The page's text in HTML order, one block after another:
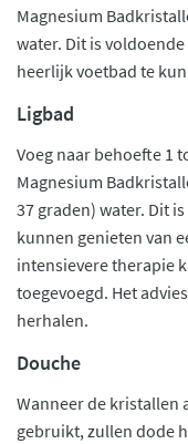
Magnesium
water. Dit is
heerlijk voetbad te
Ligbad
Voeg naar behoefte 1
Magnesium
37 graden) water. Dit
kunnen genieten van
intensievere therapie
toegevoegd. Het
herhalen.
Douche
Wanneer de kristallen
gebruikt, zullen dode